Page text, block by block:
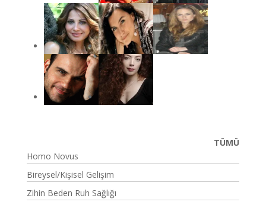
TÜMÜ
Homo Novus
Bireysel/Kişisel Gelişim
Zihin Beden Ruh Sağlığı